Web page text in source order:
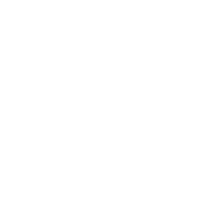
níveis elevados de Lp(a), revela estudo
negativo metastático em doentes não elegíveis para inibidores
menstruação